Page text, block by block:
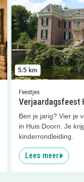
5.5 km
Feestjes
Verjaardagsfeest
Ben je jarig? Vier je
in Huis Doorn. Je
kinderrondleiding.
Lees meer